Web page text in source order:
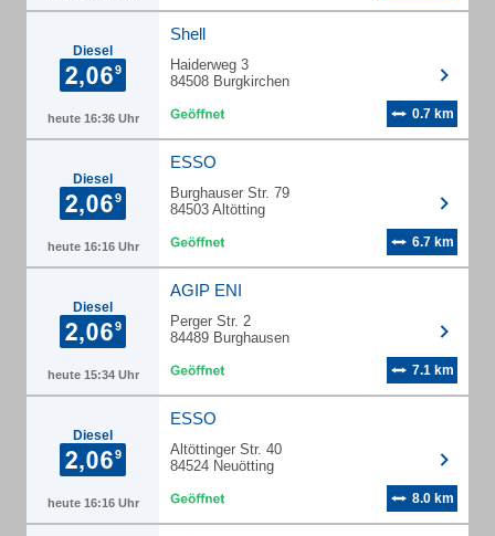
Diesel
heute 16:36 Uhr
Shell
Haiderweg 3
84508 Burgkirchen
0.7 km
Diesel
heute 16:16 Uhr
ESSO
Burghauser Str. 79
84503 Altötting
6.7 km
Diesel
heute 15:34 Uhr
AGIP ENI
Perger Str. 2
84489 Burghausen
7.1 km
Diesel
heute 16:16 Uhr
ESSO
Altöttinger Str. 40
84524 Neuötting
8.0 km